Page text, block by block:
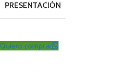
PRESENTACIÓN
Quiero comprar